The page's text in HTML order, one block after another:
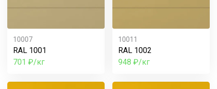
10007
RAL 1001
701 ₽/кг
10011
RAL 1002
948 ₽/кг